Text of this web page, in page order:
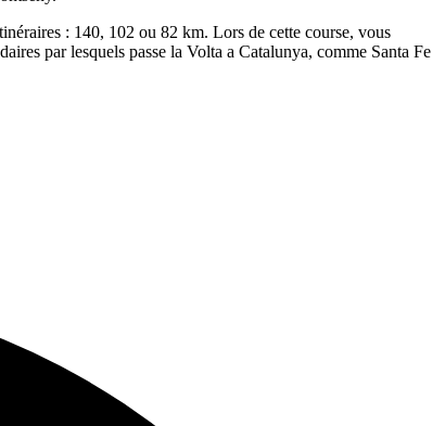
: 140, 102 ou 82 km. Lors de cette course, vous
par lesquels passe la Volta a Catalunya, comme Santa Fe